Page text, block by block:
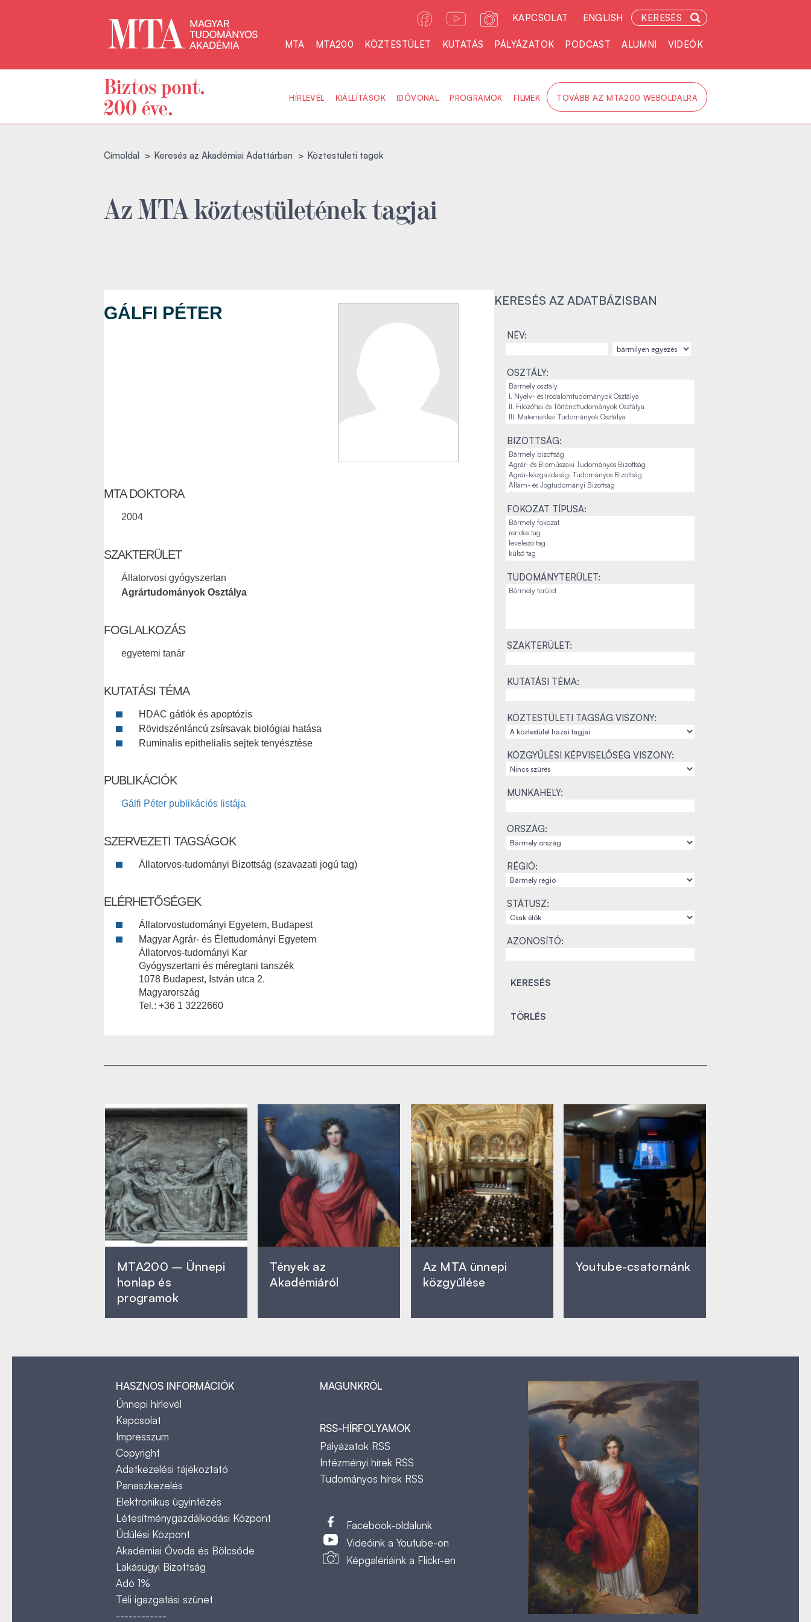
KAPCSOLAT ENGLISH KERESÉS
MTA MTA200 KÖZTESTÜLET KUTATÁS PÁLYÁZATOK PODCAST ALUMNI VIDEÓK
HÍRLEVÉL KIÁLLÍTÁSOK IDŐVONAL PROGRAMOK FILMEK TOVÁBB AZ MTA200 WEBOLDALRA
Címoldal Keresés az Akadémiai Adattárban Köztestületi tagok
Az MTA köztestületének tagjai
GÁLFI PÉTER
MTA DOKTORA
2004
SZAKTERÜLET
Állatorvosi gyógyszertan
Agrártudományok Osztálya
FOGLALKOZÁS
egyetemi tanár
KUTATÁSI TÉMA
HDAC gátlók és apoptózis
Rövidszénláncú zsírsavak biológiai hatása
Ruminalis epithelialis sejtek tenyésztése
PUBLIKÁCIÓK
Gálfi Péter publikációs listája
SZERVEZETI TAGSÁGOK
Állatorvos-tudományi Bizottság (szavazati jogú tag)
ELÉRHETŐSÉGEK
Állatorvostudományi Egyetem, Budapest
Magyar Agrár- és Élettudományi Egyetem
Állatorvos-tudományi Kar
Gyógyszertani és méregtani tanszék
1078 Budapest, István utca 2.
Magyarország
Tel.: +36 1 3222660
KERESÉS AZ ADATBÁZISBAN
NÉV:
OSZTÁLY:
BIZOTTSÁG:
FOKOZAT TÍPUSA:
TUDOMÁNYTERÜLET:
SZAKTERÜLET:
KUTATÁSI TÉMA:
KÖZTESTÜLETI TAGSÁG VISZONY:
KÖZGYŰLÉSI KÉPVISELŐSÉG VISZONY:
MUNKAHELY:
ORSZÁG:
RÉGIÓ:
STÁTUSZ:
AZONOSÍTÓ:
MTA200 – Ünnepi
honlap és
programok
Tények az
Akadémiáról
Az MTA ünnepi
közgyűlése
Youtube-csatornánk
HASZNOS INFORMÁCIÓK
Ünnepi hírlevél
Kapcsolat
Impresszum
Copyright
Adatkezelési tájékoztató
Panaszkezelés
Elektronikus ügyintézés
Létesítménygazdálkodási Központ
Üdülési Központ
Akadémiai Óvoda és Bölcsőde
Lakásügyi Bizottság
Adó 1%
Téli igazgatási szünet
------------
MAGUNKRÓL
RSS-HÍRFOLYAMOK
Pályázatok RSS
Intézményi hírek RSS
Tudományos hírek RSS
Facebook-oldalunk
Videóink a Youtube-on
Képgalériáink a Flickr-en